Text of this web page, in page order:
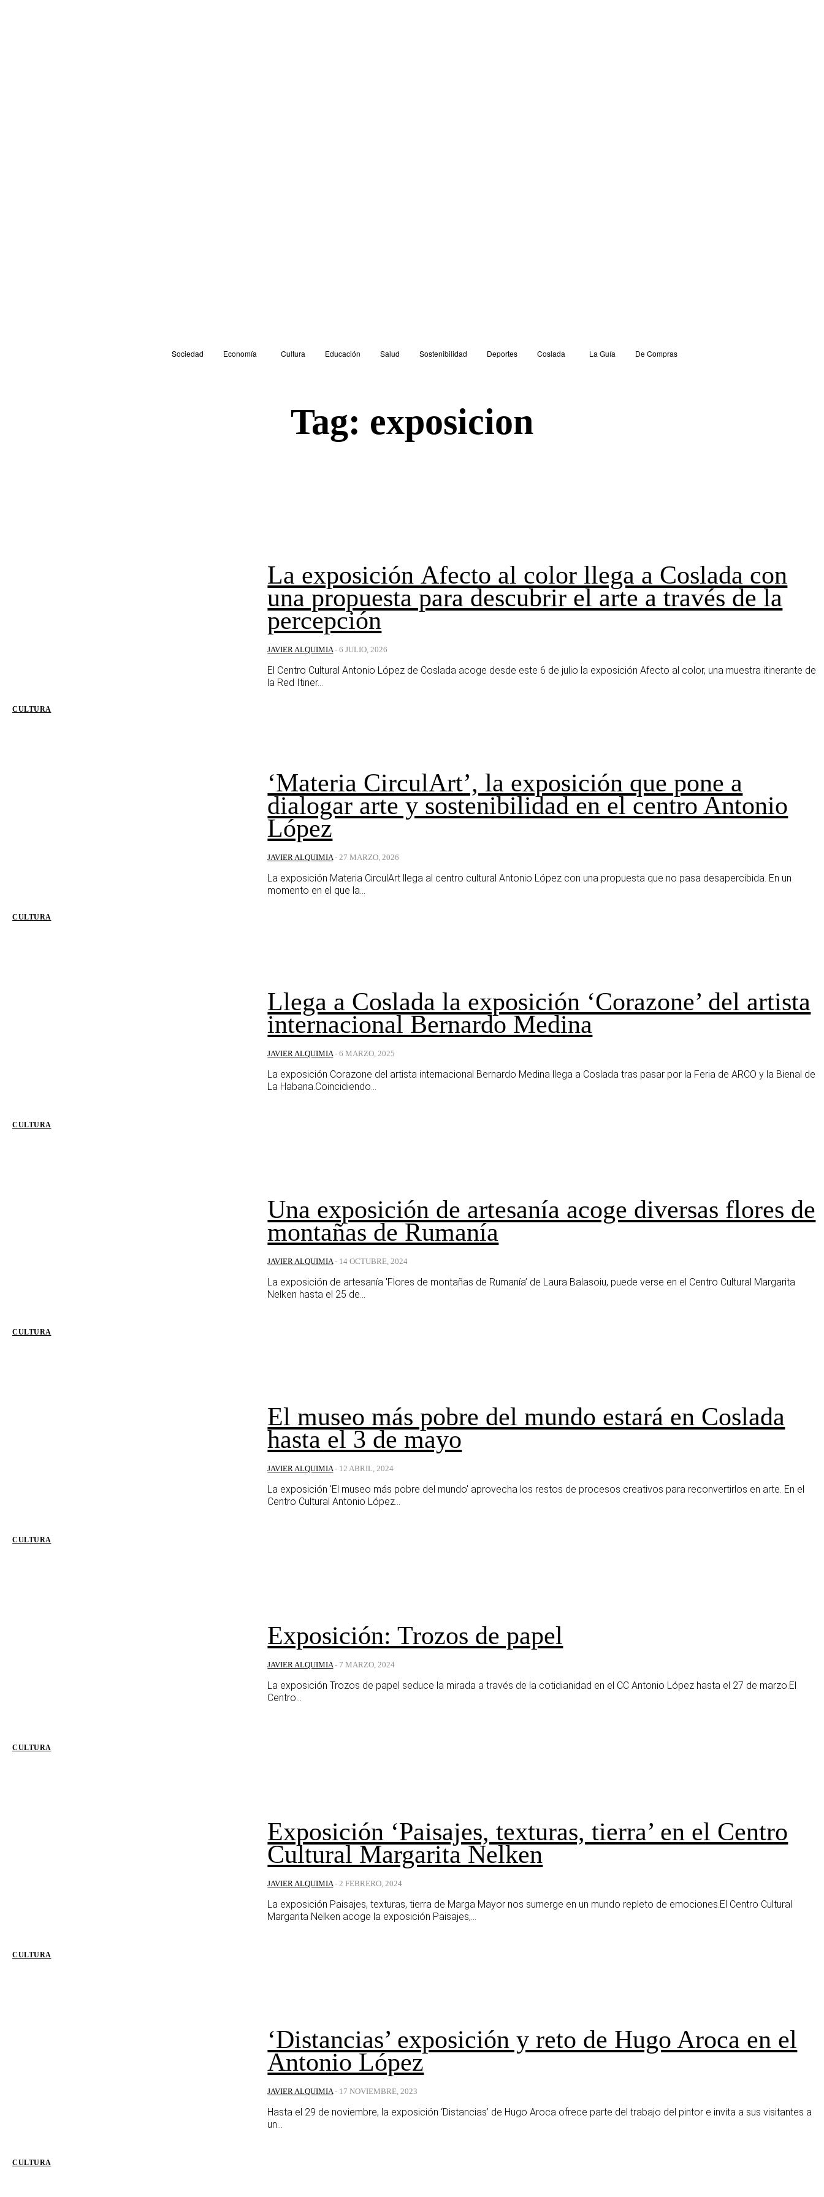
Sociedad Economía Cultura Educación Salud Sostenibilidad Deportes Coslada La Guía De Compras
Tag: exposicion
CULTURA
La exposición Afecto al color llega a Coslada con
una propuesta para descubrir el arte a través de la
percepción
JAVIER ALQUIMIA - 6 JULIO, 2026
El Centro Cultural Antonio López de Coslada acoge desde este 6 de julio la exposición Afecto al color, una muestra itinerante de
la Red Itiner...
CULTURA
‘Materia CirculArt’, la exposición que pone a
dialogar arte y sostenibilidad en el centro Antonio
López
JAVIER ALQUIMIA - 27 MARZO, 2026
La exposición Materia CirculArt llega al centro cultural Antonio López con una propuesta que no pasa desapercibida. En un
momento en el que la...
CULTURA
Llega a Coslada la exposición ‘Corazone’ del artista
internacional Bernardo Medina
JAVIER ALQUIMIA - 6 MARZO, 2025
La exposición Corazone del artista internacional Bernardo Medina llega a Coslada tras pasar por la Feria de ARCO y la Bienal de
La Habana.Coincidiendo...
CULTURA
Una exposición de artesanía acoge diversas flores de
montañas de Rumanía
JAVIER ALQUIMIA - 14 OCTUBRE, 2024
La exposición de artesanía 'Flores de montañas de Rumanía’ de Laura Balasoiu, puede verse en el Centro Cultural Margarita
Nelken hasta el 25 de...
CULTURA
El museo más pobre del mundo estará en Coslada
hasta el 3 de mayo
JAVIER ALQUIMIA - 12 ABRIL, 2024
La exposición 'El museo más pobre del mundo' aprovecha los restos de procesos creativos para reconvertirlos en arte. En el
Centro Cultural Antonio López...
CULTURA
Exposición: Trozos de papel
JAVIER ALQUIMIA - 7 MARZO, 2024
La exposición Trozos de papel seduce la mirada a través de la cotidianidad en el CC Antonio López hasta el 27 de marzo.El
Centro...
CULTURA
Exposición ‘Paisajes, texturas, tierra’ en el Centro
Cultural Margarita Nelken
JAVIER ALQUIMIA - 2 FEBRERO, 2024
La exposición Paisajes, texturas, tierra de Marga Mayor nos sumerge en un mundo repleto de emociones.El Centro Cultural
Margarita Nelken acoge la exposición Paisajes,...
CULTURA
‘Distancias’ exposición y reto de Hugo Aroca en el
Antonio López
JAVIER ALQUIMIA - 17 NOVIEMBRE, 2023
Hasta el 29 de noviembre, la exposición ‘Distancias’ de Hugo Aroca ofrece parte del trabajo del pintor e invita a sus visitantes a
un...